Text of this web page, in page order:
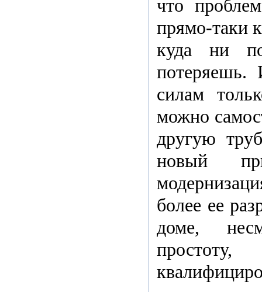
что
прямо-таки
куда ни
потеряешь.
силам
можно
другую
новый
более ее
доме,